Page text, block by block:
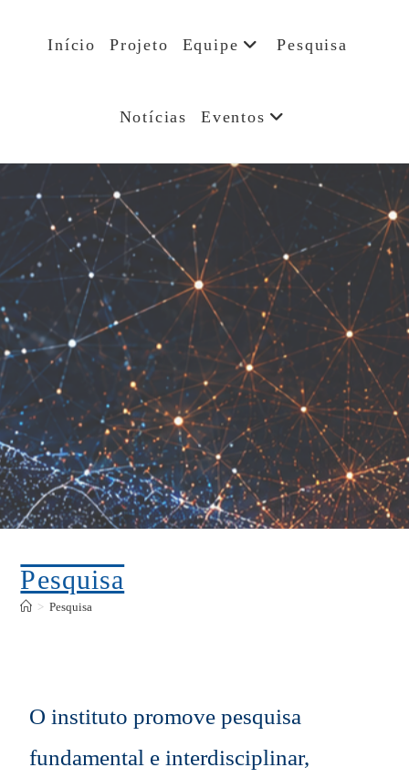
Início Projeto Equipe Pesquisa
Notícias Eventos
Pesquisa
> Pesquisa
O instituto promove pesquisa
fundamental e interdisciplinar,